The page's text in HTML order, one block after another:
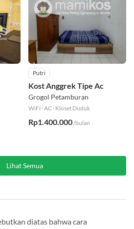
Putri
Kost Anggrek Tipe Ac
Grogol Petamburan
WiFi ·AC · Kloset Duduk
Rp1.400.000/bulan
Lihat Semua
diatas bahwa cara